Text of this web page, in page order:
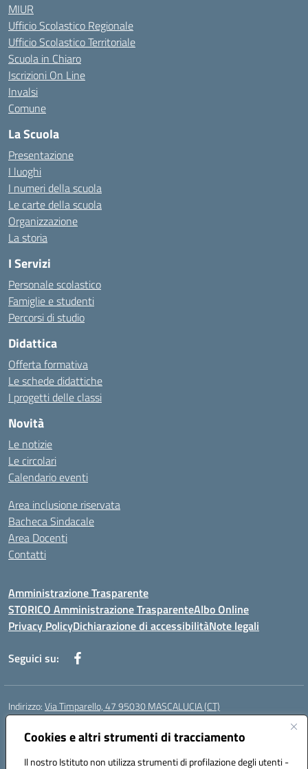
Cookies e altri strumenti di tracciamento
Il nostro Istituto non utilizza strumenti di profilazione degli utenti -
MIUR
Ufficio Scolastico Regionale
Ufficio Scolastico Territoriale
Scuola in Chiaro
Iscrizioni On Line
Invalsi
Comune
La Scuola
Presentazione
I luoghi
I numeri della scuola
Le carte della scuola
Organizzazione
La storia
I Servizi
Personale scolastico
Famiglie e studenti
Percorsi di studio
Didattica
Offerta formativa
Le schede didattiche
I progetti delle classi
Novità
Le notizie
Le circolari
Calendario eventi
Area inclusione riservata
Bacheca Sindacale
Area Docenti
Contatti
Amministrazione Trasparente
STORICO Amministrazione TrasparenteAlbo Online
Privacy PolicyDichiarazione di accessibilitàNote legali
Seguici su:
Indirizzo:Via Timparello, 47 95030 MASCALUCIA (CT)
Centralino:
Posta elettronica certificata (PEC):ctic8bc002@pec.istruzione.it
Codice fiscale: 93238350875